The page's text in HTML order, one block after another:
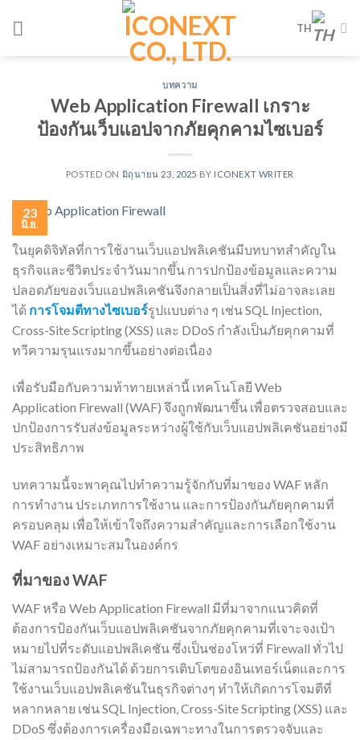
TH
บทความ
Web Application Firewall เกราะ
ป้องกันเว็บแอปจากภัยคุกคามไซเบอร์
POSTED ON มิถุนายน 23, 2025 BY ICONEXT WRITER
23
มิ.ย.
ในยุคดิจิทัลที่การใช้งานเว็บแอปพลิเคชันมีบทบาทสำคัญใน
ธุรกิจและชีวิตประจำวันมากขึ้น การปกป้องข้อมูลและความ
ปลอดภัยของเว็บแอปพลิเคชันจึงกลายเป็นสิ่งที่ไม่อาจละเลย
ได้ การโจมตีทางไซเบอร์รูปแบบต่าง ๆ เช่น SQL Injection,
Cross-Site Scripting (XSS) และ DDoS กำลังเป็นภัยคุกคามที่
ทวีความรุนแรงมากขึ้นอย่างต่อเนื่อง
เพื่อรับมือกับความท้าทายเหล่านี้ เทคโนโลยี Web
Application Firewall (WAF) จึงถูกพัฒนาขึ้น เพื่อตรวจสอบและ
ปกป้องการรับส่งข้อมูลระหว่างผู้ใช้กับเว็บแอปพลิเคชันอย่างมี
ประสิทธิภาพ
บทความนี้จะพาคุณไปทำความรู้จักกับที่มาของ WAF หลัก
การทำงาน ประเภทการใช้งาน และการป้องกันภัยคุกคามที่
ครอบคลุม เพื่อให้เข้าใจถึงความสำคัญและการเลือกใช้งาน
WAF อย่างเหมาะสมในองค์กร
ที่มาของ WAF
WAF หรือ Web Application Firewall มีที่มาจากแนวคิดที่
ต้องการป้องกันเว็บแอปพลิเคชันจากภัยคุกคามที่เจาะจงเป้า
หมายไปที่ระดับแอปพลิเคชัน ซึ่งเป็นช่องโหว่ที่ Firewall ทั่วไป
ไม่สามารถป้องกันได้ ด้วยการเติบโตของอินเทอร์เน็ตและการ
ใช้งานเว็บแอปพลิเคชันในธุรกิจต่างๆ ทำให้เกิดการโจมตีที่
หลากหลาย เช่น SQL Injection, Cross-Site Scripting (XSS) และ
DDoS ซึ่งต้องการเครื่องมือเฉพาะทางในการตรวจจับและ